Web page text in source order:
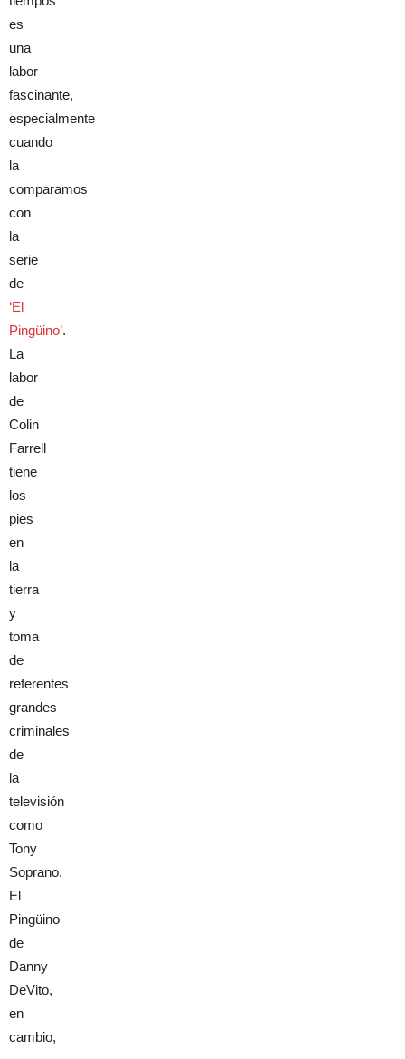
es
una
labor
fascinante,
especialmente
cuando
la
comparamos
con
la
serie
de
‘El
Pingüino’.
La
labor
de
Colin
Farrell
tiene
los
pies
en
la
tierra
y
toma
de
referentes
grandes
criminales
de
la
televisión
como
Tony
Soprano.
El
Pingüino
de
Danny
DeVito,
en
cambio,